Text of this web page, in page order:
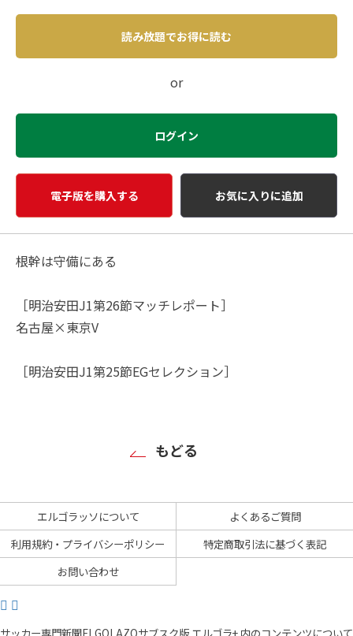
読み放題でお得に読む
or
ログイン
電子版を購入する お気に入りに追加
根幹は守備にある
［明治安田J1第26節マッチレポート］
名古屋×東京V
［明治安田J1第25節EGセレクション］
もどる
エルゴラッソについて
よくあるご質問
利用規約・プライバシーポリシー
特定商取引法に基づく表記
お問い合わせ
サッカー専門新聞ELGOLAZOサブスク版 エルゴラ+ 内のコンテンツについて